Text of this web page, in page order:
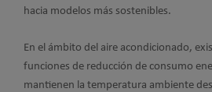
hacia modelos más sostenibles.
En el ámbito del aire acondicionado,
funciones de reducción de consumo
mantienen la temperatura ambiente